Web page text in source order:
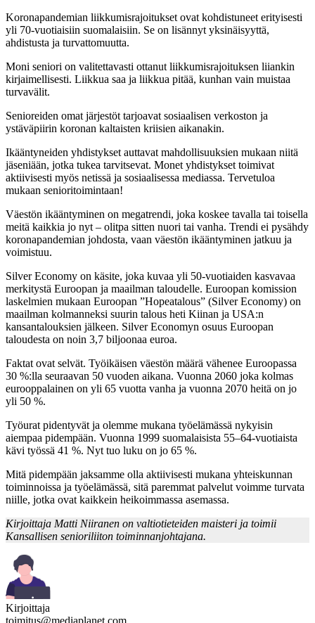
Koronapandemian liikkumisrajoitukset ovat kohdistuneet erityisesti
yli 70-vuotiaisiin suomalaisiin. Se on lisännyt yksinäisyyttä,
ahdistusta ja turvattomuutta.
Moni seniori on valitettavasti ottanut liikkumisrajoituksen liiankin
kirjaimellisesti. Liikkua saa ja liikkua pitää, kunhan vain muistaa
turvavälit.
Senioreiden omat järjestöt tarjoavat sosiaalisen verkoston ja
ystäväpiirin koronan kaltaisten kriisien aikanakin.
Ikääntyneiden yhdistykset auttavat mahdollisuuksien mukaan niitä
jäseniään, jotka tukea tarvitsevat. Monet yhdistykset toimivat
aktiivisesti myös netissä ja sosiaalisessa mediassa. Tervetuloa
mukaan senioritoimintaan!
Väestön ikääntyminen on megatrendi, joka koskee tavalla tai toisella
meitä kaikkia jo nyt – olitpa sitten nuori tai vanha. Trendi ei pysähdy
koronapandemian johdosta, vaan väestön ikääntyminen jatkuu ja
voimistuu.
Silver Economy on käsite, joka kuvaa yli 50-vuotiaiden kasvavaa
merkitystä Euroopan ja maailman taloudelle. Euroopan komission
laskelmien mukaan Euroopan ”Hopeatalous” (Silver Economy) on
maailman kolmanneksi suurin talous heti Kiinan ja USA:n
kansantalouksien jälkeen. Silver Economyn osuus Euroopan
taloudesta on noin 3,7 biljoonaa euroa.
Faktat ovat selvät. Työikäisen väestön määrä vähenee Euroopassa
30 %:lla seuraavan 50 vuoden aikana. Vuonna 2060 joka kolmas
eurooppalainen on yli 65 vuotta vanha ja vuonna 2070 heitä on jo
yli 50 %.
Työurat pidentyvät ja olemme mukana työelämässä nykyisin
aiempaa pidempään. Vuonna 1999 suomalaisista 55–64-vuotiaista
kävi työssä 41 %. Nyt tuo luku on jo 65 %.
Mitä pidempään jaksamme olla aktiivisesti mukana yhteiskunnan
toiminnoissa ja työelämässä, sitä paremmat palvelut voimme turvata
niille, jotka ovat kaikkein heikoimmassa asemassa.
Kirjoittaja Matti Niiranen on valtiotieteiden maisteri ja toimii
Kansallisen senioriliiton toiminnanjohtajana.
Kirjoittaja
toimitus@mediaplanet.com